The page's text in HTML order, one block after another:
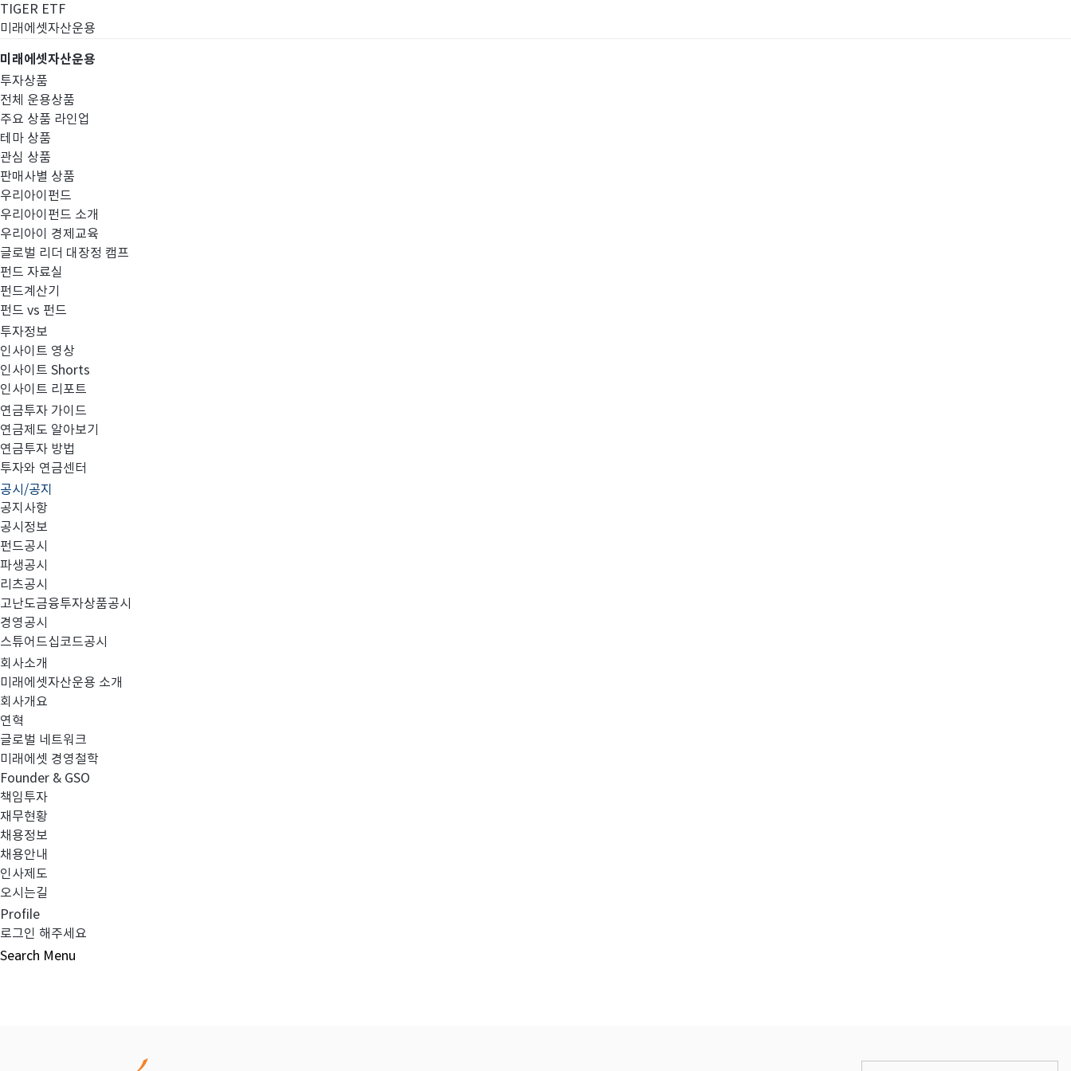
TIGER ETF
미래에셋자산운용
미래에셋자산운용
투자상품
전체 운용상품
주요 상품 라인업
테마 상품
관심 상품
판매사별 상품
우리아이펀드
우리아이펀드 소개
우리아이 경제교육
글로벌 리더 대장정 캠프
펀드 자료실
펀드계산기
펀드 vs 펀드
투자정보
인사이트 영상
인사이트 Shorts
인사이트 리포트
연금투자 가이드
연금제도 알아보기
연금투자 방법
투자와 연금센터
공시/공지
공지사항
공시정보
펀드공시
파생공시
리츠공시
고난도금융투자상품공시
경영공시
스튜어드십코드공시
회사소개
미래에셋자산운용 소개
회사개요
연혁
글로벌 네트워크
미래에셋 경영철학
Founder & GSO
책임투자
재무현황
채용정보
채용안내
인사제도
오시는길
Profile
로그인 해주세요
Search Menu
경영공시
임원 선임 보고
첨부와 같이 임원 선임을 공시합니다.
20241216_임원선임보고.pdf
이전글
다음글
목록보기